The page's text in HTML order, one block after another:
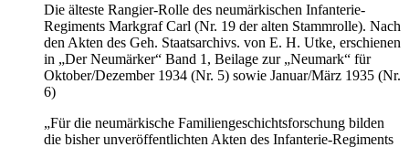
Die älteste Rangier-Rolle des neumärkischen Infanterie-
Regiments Markgraf Carl (Nr. 19 der alten Stammrolle). Nach
den Akten des Geh. Staatsarchivs. von E. H. Utke, erschienen
in „Der Neumärker“ Band 1, Beilage zur „Neumark“ für
Oktober/Dezember 1934 (Nr. 5) sowie Januar/März 1935 (Nr.
6)
„Für die neumärkische Familiengeschichtsforschung bilden
die bisher unveröffentlichten Akten des Infanterie-Regiments